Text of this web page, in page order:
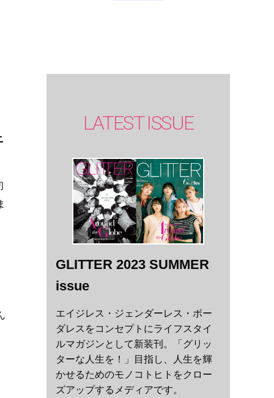
LATEST ISSUE
GLITTER 2023 SUMMER
issue
エイジレス・ジェンダーレス・ボー
ダレスをコンセプトにライフスタイ
ルマガジンとして新装刊。「グリッ
ターな人生を！」目指し、人生を輝
かせるためのモノコトヒトをクロー
ズアップするメディアです。